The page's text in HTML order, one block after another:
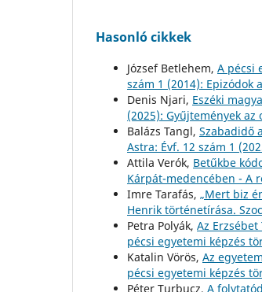
Hasonló cikkek
József Betlehem, A pécsi
szám 1 (2014): Epizódok
Denis Njari, Eszéki
(2025): Gyűjtemények az
Balázs Tangl, Szabadidő
Astra: Évf. 12 szám 1
Attila Verók, Betűkbe
Kárpát-medencében - A
Imre Tarafás, „Mert biz
Henrik történetírása.
Petra Polyák, Az
pécsi egyetemi képzés
Katalin Vörös, Az
pécsi egyetemi képzés
Péter Turbucz, A